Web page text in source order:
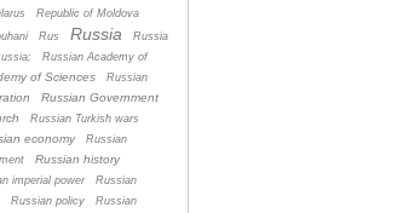
Republic of Moldova
Rus Russia
Russia
Russian Academy of
of Sciences
Russian
Russian Government
Russian Turkish wars
economy
Russian
Russian history
imperial power
Russian
Russian policy Russian